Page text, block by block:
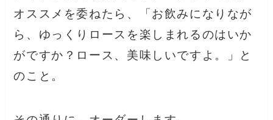
オススメを委ねたら、「お飲みになりなが
ら、ゆっくりロースを楽しまれるのはいか
がですか？ロース、美味しいですよ。」と
のこと。